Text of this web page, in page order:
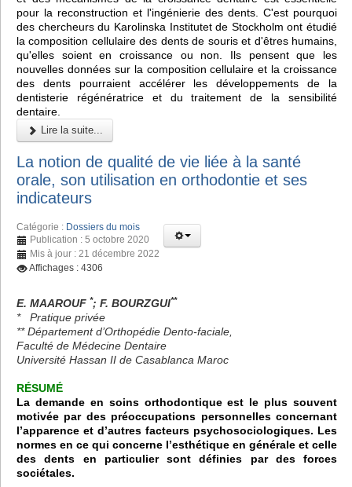
pour la reconstruction et l'ingénierie des dents. C'est pourquoi
des chercheurs du Karolinska Institutet de Stockholm ont étudié
la composition cellulaire des dents de souris et d'êtres humains,
qu'elles soient en croissance ou non. Ils pensent que les
nouvelles données sur la composition cellulaire et la croissance
des dents pourraient accélérer les développements de la
dentisterie régénératrice et du traitement de la sensibilité
dentaire.
Lire la suite...
La notion de qualité de vie liée à la santé
orale, son utilisation en orthodontie et ses
indicateurs
Catégorie : Dossiers du mois
Publication : 5 octobre 2020
Mis à jour : 21 décembre 2022
Affichages : 4306
E. MAAROUF *; F. BOURZGUI**
* Pratique privée
** Département d’Orthopédie Dento-faciale,
Faculté de Médecine Dentaire
Université Hassan II de Casablanca Maroc
RÉSUMÉ
La demande en soins orthodontique est le plus souvent
motivée par des préoccupations personnelles concernant
l’apparence et d’autres facteurs psychosociologiques. Les
normes en ce qui concerne l’esthétique en générale et celle
des dents en particulier sont définies par des forces
sociétales.